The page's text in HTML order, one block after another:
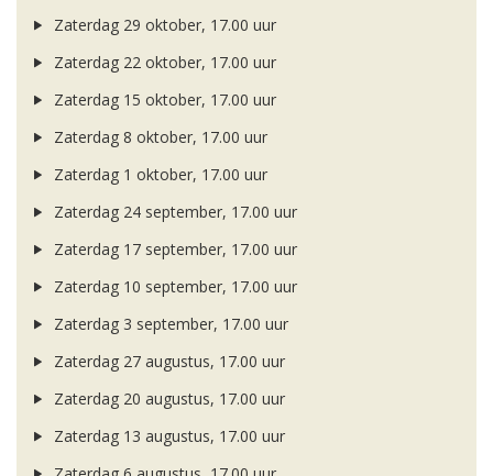
Zaterdag 29 oktober, 17.00 uur
Zaterdag 22 oktober, 17.00 uur
Zaterdag 15 oktober, 17.00 uur
Zaterdag 8 oktober, 17.00 uur
Zaterdag 1 oktober, 17.00 uur
Zaterdag 24 september, 17.00 uur
Zaterdag 17 september, 17.00 uur
Zaterdag 10 september, 17.00 uur
Zaterdag 3 september, 17.00 uur
Zaterdag 27 augustus, 17.00 uur
Zaterdag 20 augustus, 17.00 uur
Zaterdag 13 augustus, 17.00 uur